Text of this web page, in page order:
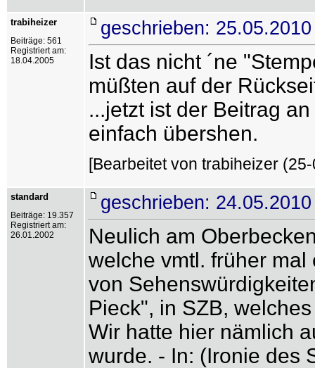
trabiheizer
Beiträge: 561
Registriert am:
18.04.2005
geschrieben:
Ist das nicht ´ne
müßten auf der
...jetzt ist der Beitrag
einfach übershen.
[Bearbeitet von trabiheizer
standard
Beiträge: 19.357
Registriert am:
26.01.2002
geschrieben:
Neulich am
welche vmtl. früher
von
Pieck", in SZB,
Wir hatte hier nämlich
wurde. - In: (Ironie des